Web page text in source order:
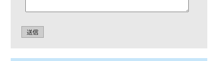
送信